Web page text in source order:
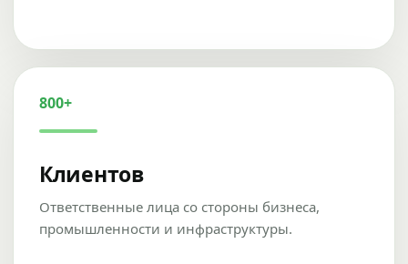
800+
Клиентов
Ответственные лица со стороны бизнеса,
промышленности и инфраструктуры.